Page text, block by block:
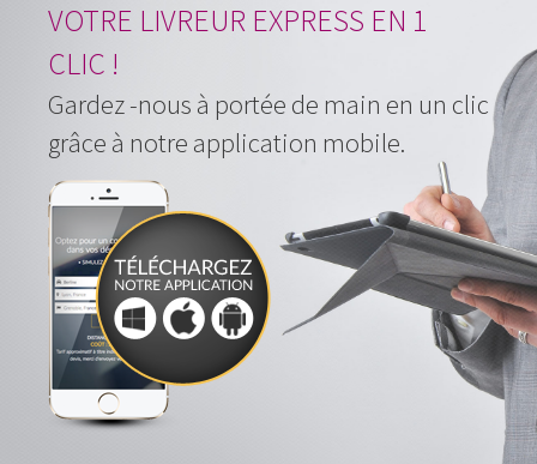
VOTRE LIVREUR EXPRESS EN 1
CLIC !
Gardez -nous à portée de main en un clic
grâce à notre application mobile.